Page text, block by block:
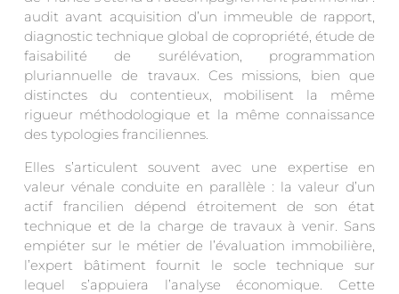
audit avant acquisition d’un immeuble de rapport,
diagnostic technique global de copropriété, étude de
faisabilité de surélévation, programmation
pluriannuelle de travaux. Ces missions, bien que
distinctes du contentieux, mobilisent la même
rigueur méthodologique et la même connaissance
des typologies franciliennes.
Elles s’articulent souvent avec une expertise en
valeur vénale conduite en parallèle : la valeur d’un
actif francilien dépend étroitement de son état
technique et de la charge de travaux à venir. Sans
empiéter sur le métier de l’évaluation immobilière,
l’expert bâtiment fournit le socle technique sur
lequel s’appuiera l’analyse économique. Cette